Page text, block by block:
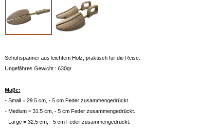
Schuhspanner aus leichtem Holz, praktisch für die Reise.
Ungefâhres Gewicht : 630gr
Maβe:
- Small = 29.5 cm, - 5 cm Feder zusammengedrückt.
- Medium = 31.5 cm, - 5 cm Feder zusammengedrückt.
- Large = 32.5 cm, - 5 cm Feder zusammengedrückt.